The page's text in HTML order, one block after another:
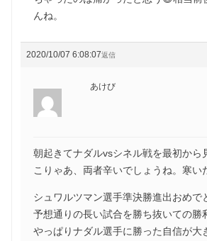
んね。
2020/10/07 6:08:07返信
あけび
朝起きてナダルvsシネル戦を最初から
こりゃあ、両者辛いでしょうね。寒い
シュワルツマン選手準決勝進出おめで
予想通りの長い試合を勝ち抜いての勝
やっぱりナダル選手に勝った自信が大